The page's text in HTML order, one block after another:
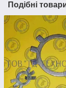
Подібні